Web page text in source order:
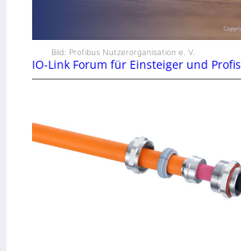
Bild: Profibus Nutzerorganisation e. V.
IO-Link Forum für Einsteiger und Profis